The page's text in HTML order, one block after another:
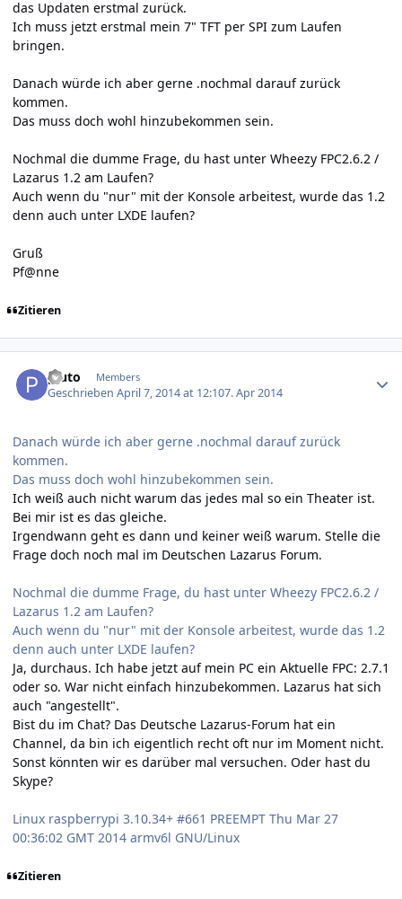
das Updaten erstmal zurück.
Ich muss jetzt erstmal mein 7" TFT per SPI zum Laufen
bringen.
Danach würde ich aber gerne .nochmal darauf zurück
kommen.
Das muss doch wohl hinzubekommen sein.
Nochmal die dumme Frage, du hast unter Wheezy FPC2.6.2 /
Lazarus 1.2 am Laufen?
Auch wenn du "nur" mit der Konsole arbeitest, wurde das 1.2
denn auch unter LXDE laufen?
Gruß
Pf@nne
Zitieren
pluto Members
GeschriebenApril 7, 2014 at 12:107. Apr 2014
Danach würde ich aber gerne .nochmal darauf zurück
kommen.
Das muss doch wohl hinzubekommen sein.
Ich weiß auch nicht warum das jedes mal so ein Theater ist.
Bei mir ist es das gleiche.
Irgendwann geht es dann und keiner weiß warum. Stelle die
Frage doch noch mal im Deutschen Lazarus Forum.
Nochmal die dumme Frage, du hast unter Wheezy FPC2.6.2 /
Lazarus 1.2 am Laufen?
Auch wenn du "nur" mit der Konsole arbeitest, wurde das 1.2
denn auch unter LXDE laufen?
Ja, durchaus. Ich habe jetzt auf mein PC ein Aktuelle FPC: 2.7.1
oder so. War nicht einfach hinzubekommen. Lazarus hat sich
auch "angestellt".
Bist du im Chat? Das Deutsche Lazarus-Forum hat ein
Channel, da bin ich eigentlich recht oft nur im Moment nicht.
Sonst könnten wir es darüber mal versuchen. Oder hast du
Skype?
Linux raspberrypi 3.10.34+ #661 PREEMPT Thu Mar 27
00:36:02 GMT 2014 armv6l GNU/Linux
Zitieren